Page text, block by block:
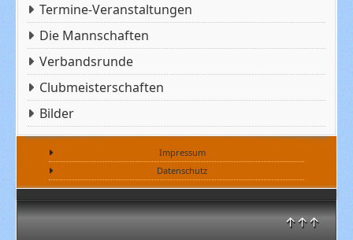
Impressum
Datenschutz
↑↑↑
Termine-Veranstaltungen
Die Mannschaften
Verbandsrunde
Clubmeisterschaften
Bilder